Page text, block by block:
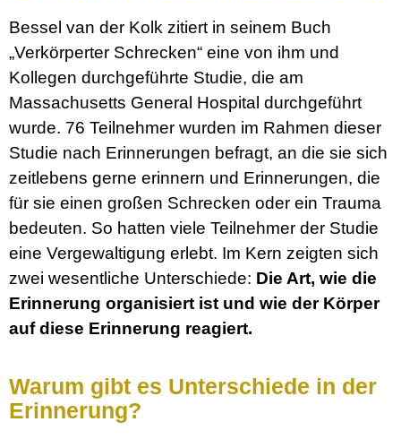
Bessel van der Kolk zitiert in seinem Buch
„Verkörperter Schrecken“ eine von ihm und
Kollegen durchgeführte Studie, die am
Massachusetts General Hospital durchgeführt
wurde. 76 Teilnehmer wurden im Rahmen dieser
Studie nach Erinnerungen befragt, an die sie sich
zeitlebens gerne erinnern und Erinnerungen, die
für sie einen großen Schrecken oder ein Trauma
bedeuten. So hatten viele Teilnehmer der Studie
eine Vergewaltigung erlebt. Im Kern zeigten sich
zwei wesentliche Unterschiede: Die Art, wie die
Erinnerung organisiert ist und wie der Körper
auf diese Erinnerung reagiert.
Warum gibt es Unterschiede in der
Erinnerung?